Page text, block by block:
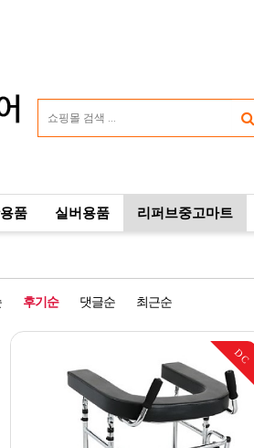
품 실버용품 리퍼브중고마트
후기순 댓글순 최근순
DC